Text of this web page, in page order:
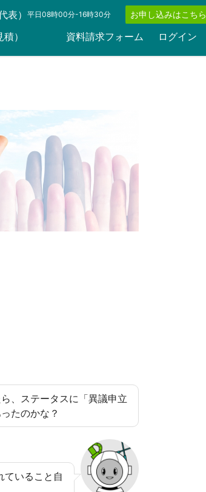
） 平日08時00分-16時30分 お申し込みはこちら
） 資料請求フォーム ログイン
、ステータスに「異議申立
たのかな？
ていること自